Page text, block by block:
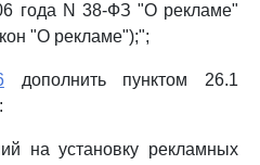
года N 38-ФЗ "О рекламе"
"О рекламе");";
дополнить пунктом 26.1
на установку рекламных